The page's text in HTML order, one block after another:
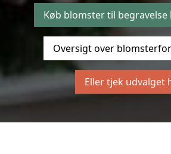
Køb blomster til begravelse
Oversigt over
Eller tjek udvalget